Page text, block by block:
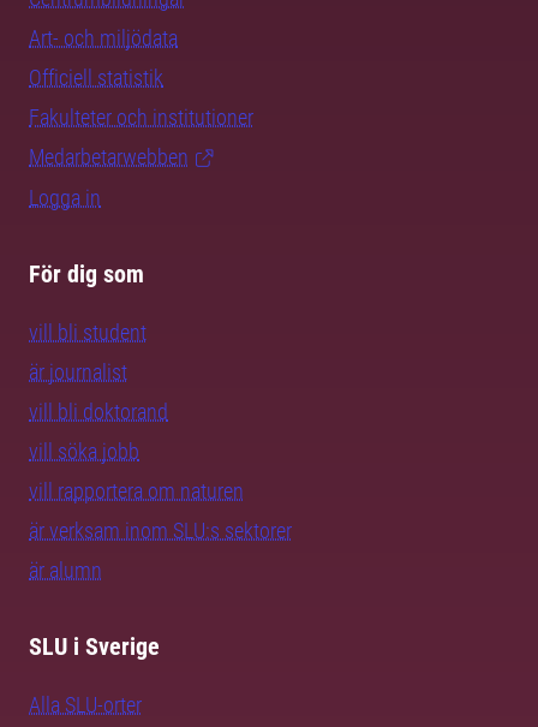
Art- och miljödata
Officiell statistik
Fakulteter och institutioner
Medarbetarwebben
Logga in
För dig som
vill bli student
är journalist
vill bli doktorand
vill söka jobb
vill rapportera om naturen
är verksam inom SLU:s sektorer
är alumn
SLU i Sverige
Alla SLU-orter